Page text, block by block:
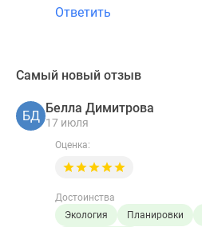
Ответить
Самый новый отзыв
БД
Белла Димитрова
17 июля
Оценка:
Достоинства
Экология
Планировки